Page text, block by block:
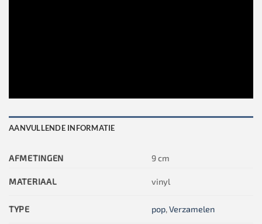
AANVULLENDE INFORMATIE
AFMETINGEN 9 cm
MATERIAAL vinyl
TYPE pop,Verzamelen